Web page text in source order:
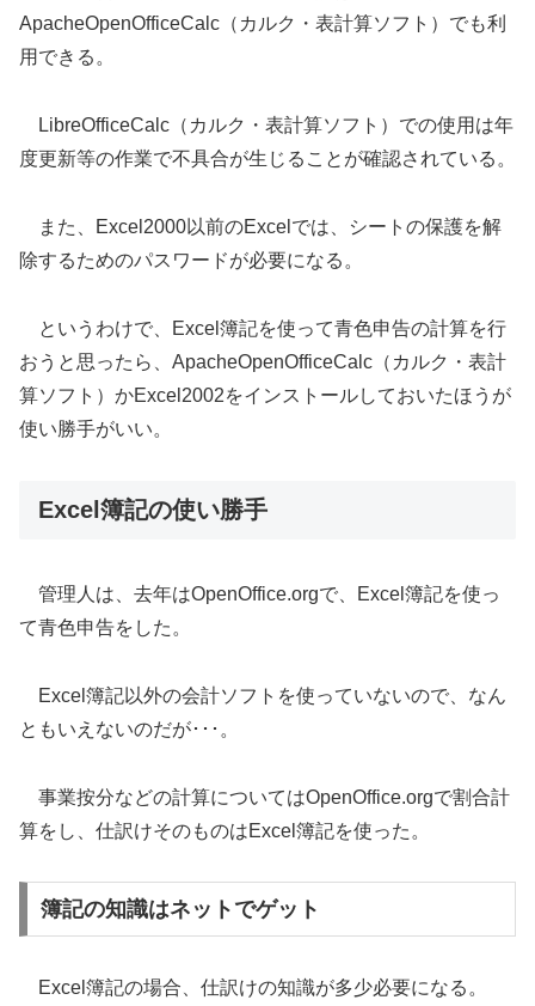
ApacheOpenOfficeCalc（カルク・表計算ソフト）でも利
用できる。
LibreOfficeCalc（カルク・表計算ソフト）での使用は年
度更新等の作業で不具合が生じることが確認されている。
また、Excel2000以前のExcelでは、シートの保護を解
除するためのパスワードが必要になる。
というわけで、Excel簿記を使って青色申告の計算を行
おうと思ったら、ApacheOpenOfficeCalc（カルク・表計
算ソフト）かExcel2002をインストールしておいたほうが
使い勝手がいい。
Excel簿記の使い勝手
管理人は、去年はOpenOffice.orgで、Excel簿記を使っ
て青色申告をした。
Excel簿記以外の会計ソフトを使っていないので、なん
ともいえないのだが･･･。
事業按分などの計算についてはOpenOffice.orgで割合計
算をし、仕訳けそのものはExcel簿記を使った。
簿記の知識はネットでゲット
Excel簿記の場合、仕訳けの知識が多少必要になる。